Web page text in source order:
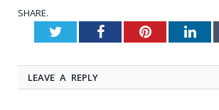
SHARE.
TwitterFacebookPinterest
LEAVE A REPLY